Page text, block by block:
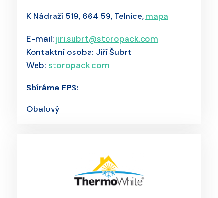
K Nádraží 519, 664 59, Telnice, mapa
E-mail: jiri.subrt@storopack.com
Kontaktní osoba: Jiří Šubrt
Web: storopack.com
Sbíráme EPS:
Obalový